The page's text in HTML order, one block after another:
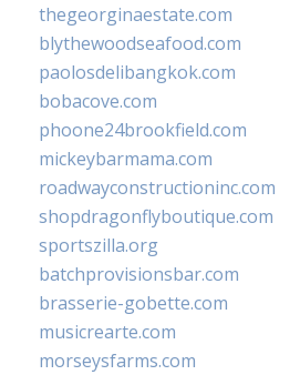
thegeorginaestate.com
blythewoodseafood.com
paolosdelibangkok.com
bobacove.com
phoone24brookfield.com
mickeybarmama.com
roadwayconstructioninc.com
shopdragonflyboutique.com
sportszilla.org
batchprovisionsbar.com
brasserie-gobette.com
musicrearte.com
morseysfarms.com